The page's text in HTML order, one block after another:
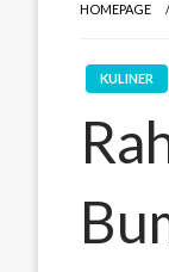
HOMEPAGE
KULINER